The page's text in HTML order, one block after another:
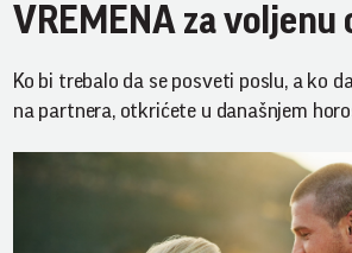
VREMENA za voljenu
Ko bi trebalo da se posveti poslu, a ko
na partnera, otkrićete u današnjem